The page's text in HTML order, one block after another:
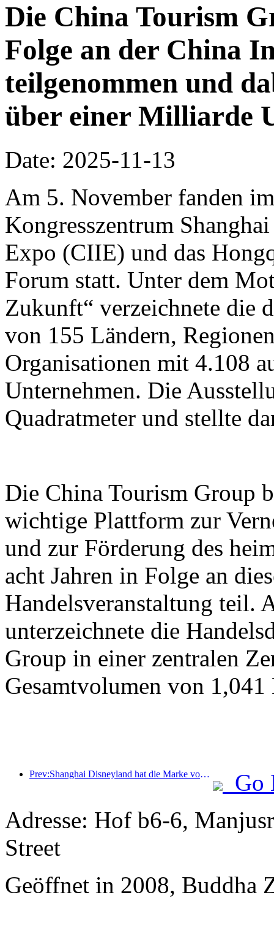
Die China Tourism
Folge an der China
teilgenommen und
über einer Milliarde
Date: 2025-11-13
Am 5. November fanden
Kongresszentrum
Expo (CIIE) und das
Forum statt. Unter dem
Zukunft“ verzeichnete die
von 155 Ländern,
Organisationen mit 4.108
Unternehmen. Die
Quadratmeter und stellte
Die China Tourism Group
wichtige Plattform zur
und zur Förderung des
acht Jahren in Folge an
Handelsveranstaltung teil.
unterzeichnete die
Group in einer zentralen
Gesamtvolumen von
Prev:Shanghai Disneyland hat die Marke von 100 Millionen Besuchern überschritten und wird um ein viertes Themenhotel erweitert.
Go
Adresse: Hof b6-6,
Street
Geöffnet in 2008, Buddha